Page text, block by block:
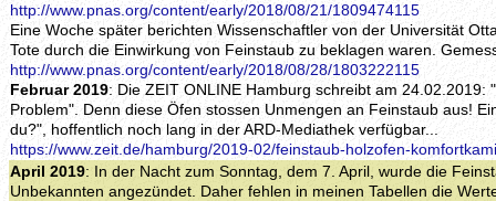
http://www.pnas.org/content/early/2018/08/21/1809474115
Eine Woche später berichten Wissenschaftler von der Universität
Tote durch die Einwirkung von Feinstaub zu beklagen waren.
http://www.pnas.org/content/early/2018/08/28/1803222115
Februar 2019: Die ZEIT ONLINE Hamburg schreibt am 24.02.2019:
Problem". Denn diese Öfen stossen Unmengen an Feinstaub aus!
du?", hoffentlich noch lang in der ARD-Mediathek verfügbar...
https://www.zeit.de/hamburg/2019-02/feinstaub-holzofen-
April 2019: In der Nacht zum Sonntag, dem 7. April, wurde die
Unbekannten angezündet. Daher fehlen in meinen Tabellen die